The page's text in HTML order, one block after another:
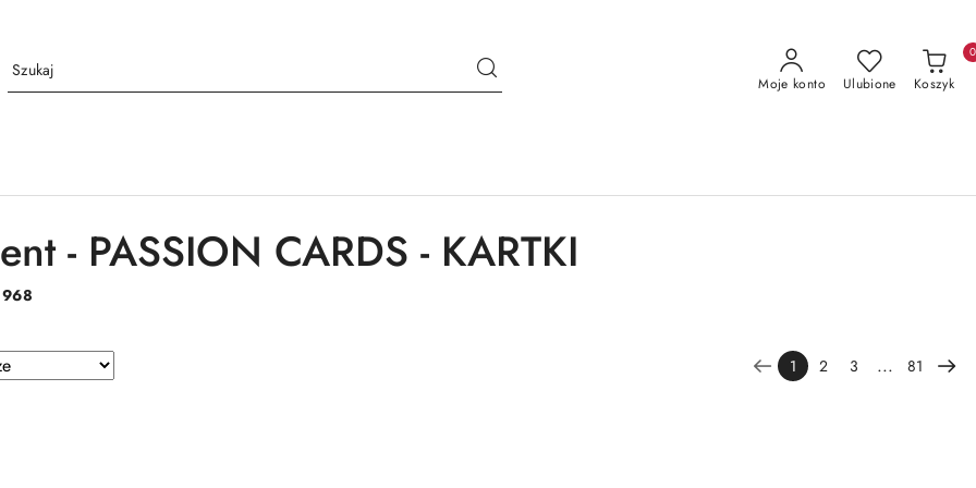
Moje konto Ulubione Koszyk
0
- PASSION CARDS - KARTKI
968
1 2 3 ... 81